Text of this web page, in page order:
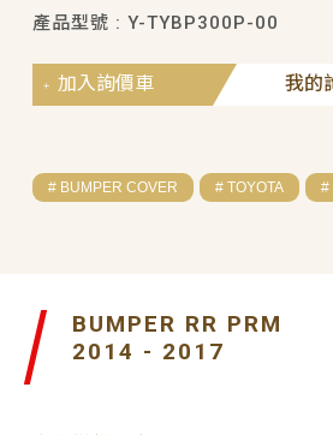
產品型號 : Y-TYBP300P-00
我的
加入詢價車
# BUMPER COVER # TOYOTA #
BUMPER RR PRM
2014 - 2017